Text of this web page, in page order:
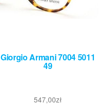
Giorgio Armani 7004 5011
49
547,00zł